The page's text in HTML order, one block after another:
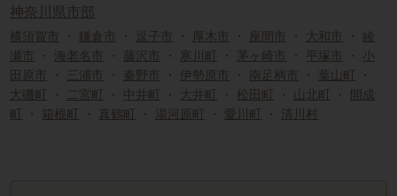
神奈川県市部
横須賀市 ・ 鎌倉市 ・ 逗子市 ・ 厚木市 ・ 座間市 ・ 大和市 ・ 綾
瀬市
・ 海老名市 ・ 藤沢市 ・ 寒川町 ・ 茅ヶ崎市 ・ 平塚市 ・ 小
田原市
・ 三浦市 ・ 秦野市 ・ 伊勢原市 ・ 南足柄市 ・ 葉山町 ・
大磯町 ・ 二宮町 ・ 中井町 ・ 大井町 ・ 松田町 ・ 山北町 ・
開成
町 ・ 箱根町 ・ 真鶴町 ・ 湯河原町 ・ 愛川町 ・ 清川村